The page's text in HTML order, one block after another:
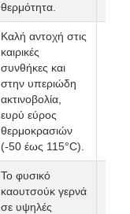
θερμότητα.
Καλή αντοχή στις
καιρικές
συνθήκες και
στην υπεριώδη
ακτινοβολία,
ευρύ εύρος
θερμοκρασιών
(-50 έως 115°C).
Το φυσικό
καουτσούκ γερνά
σε υψηλές